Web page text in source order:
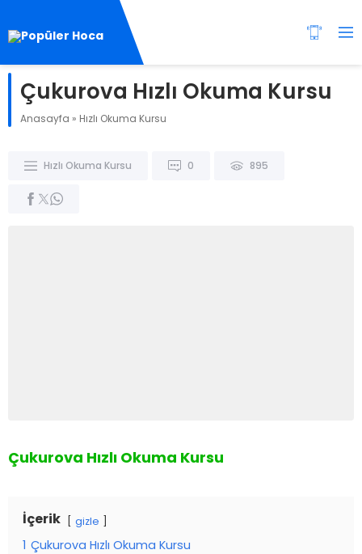
Çukurova Hızlı Okuma Kursu
Anasayfa » Hızlı Okuma Kursu
Hızlı Okuma Kursu 0 895
Çukurova Hızlı Okuma Kursu
İçerik gizle
1 Çukurova Hızlı Okuma Kursu